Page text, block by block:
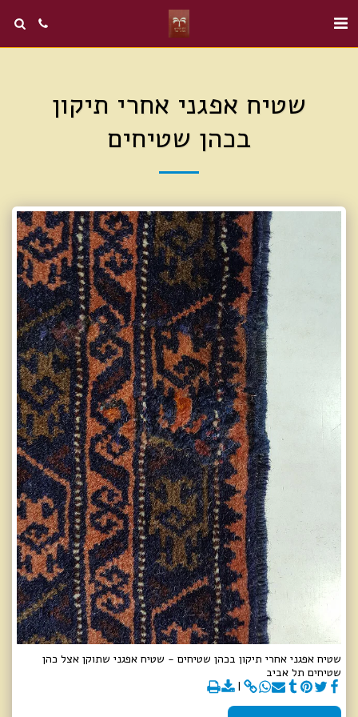
שטיח אפגני אחרי תיקון
בכהן שטיחים
שטיח אפגני אחרי תיקון בכהן שטיחים - שטיח אפגני שתוקן אצל כהן
שטיחים תל אביב